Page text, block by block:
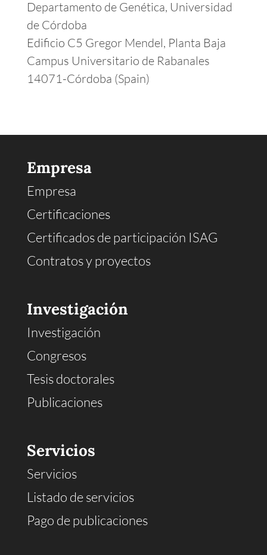
Departamento de Genética, Universidad
de Córdoba
Edificio C5 Gregor Mendel, Planta Baja
Campus Universitario de Rabanales
14071-Córdoba (Spain)
Empresa
Empresa
Certificaciones
Certificados de participación ISAG
Contratos y proyectos
Investigación
Investigación
Congresos
Tesis doctorales
Publicaciones
Servicios
Servicios
Listado de servicios
Pago de publicaciones